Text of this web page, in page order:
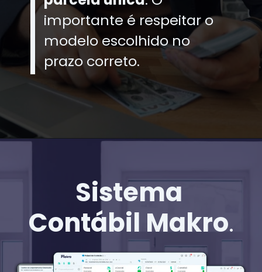
importante é respeitar o
modelo escolhido no
prazo correto.
Sistema
Contábil Makro.